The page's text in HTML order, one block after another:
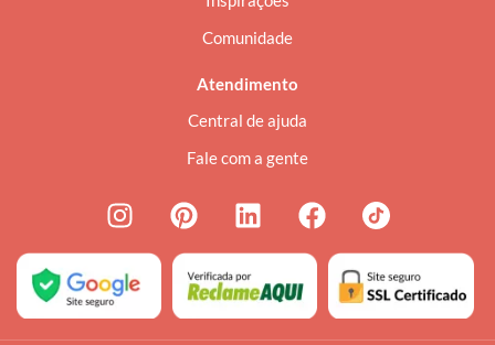
Atendimento
Central de ajuda
Fale com a gente
Comunidade